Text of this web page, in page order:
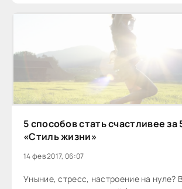
5 способов стать счастливее за
«Стиль жизни»
14 фев 2017, 06:07
Уныние, стресс, настроение на нуле?